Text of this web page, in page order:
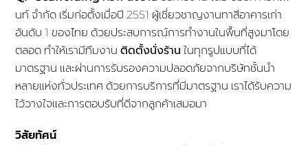
นท์ จำกัด เริ่มก่อตั้งเมื่อปี 2551 ผู้เชี่ยวชาญงานทาสีอาคารเก่า
อันดับ 1 ของไทย ด้วยประสบการณ์การทำงานในพื้นที่สูงมาโดย
ตลอด ทำให้เรามีทีมงานติดตั้งนั่งร้าน ในทุกรูปแบบที่ได้
มาตรฐาน และผ่านการรับรองความปลอดภัยจากบริษัทชั้นนำ
หลายแห่งทั่วประเทศ ด้วยการบริการที่มีมาตรฐาน เราได้รับความ
ไว้วางใจและการตอบรับที่ดีจากลูกค้าเสมอมา
วิสัยทัศน์